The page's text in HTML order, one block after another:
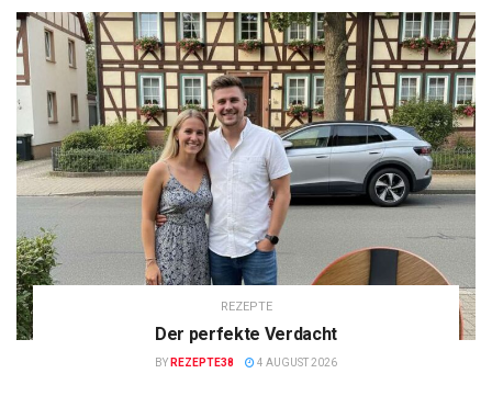
REZEPTE
Der perfekte Verdacht
BY REZEPTE38 4 AUGUST 2026